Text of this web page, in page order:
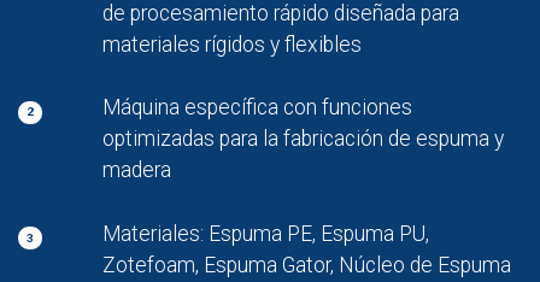
de procesamiento rápido diseñada para
materiales rígidos y flexibles
2
Máquina específica con funciones
optimizadas para la fabricación de espuma y
madera
3
Materiales: Espuma PE, Espuma PU,
Zotefoam, Espuma Gator, Núcleo de Espuma